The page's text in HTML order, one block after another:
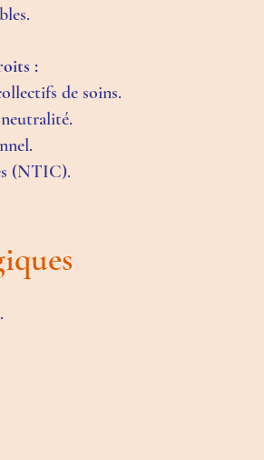
:
de soins.
(NTIC).